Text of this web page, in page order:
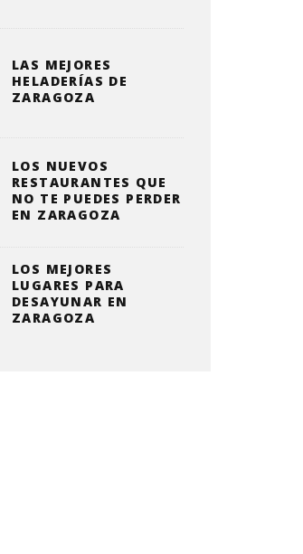
LAS MEJORES
HELADERÍAS DE
ZARAGOZA
LOS NUEVOS
RESTAURANTES QUE
NO TE PUEDES PERDER
EN ZARAGOZA
LOS MEJORES
LUGARES PARA
DESAYUNAR EN
ZARAGOZA